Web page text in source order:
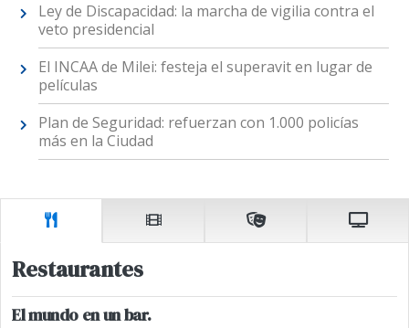
Ley de Discapacidad: la marcha de vigilia contra el
veto presidencial
El INCAA de Milei: festeja el superavit en lugar de
películas
Plan de Seguridad: refuerzan con 1.000 policías
más en la Ciudad
Restaurantes
El mundo en un bar.